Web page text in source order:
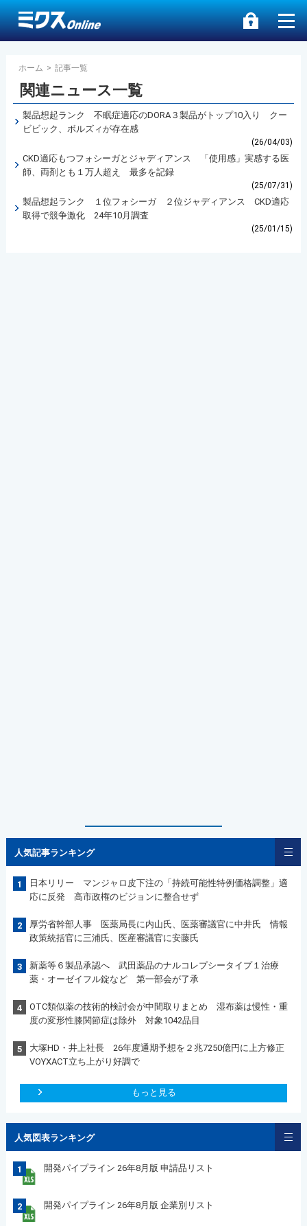
ホーム > 記事一覧
関連ニュース一覧
製品想起ランク 不眠症適応のDORA３製品がトップ10入り クー
ビビック、ボルズィが存在感
(26/04/03)
CKD適応もつフォシーガとジャディアンス 「使用感」実感する医
師、両剤とも１万人超え 最多を記録
(25/07/31)
製品想起ランク １位フォシーガ ２位ジャディアンス CKD適応
取得で競争激化 24年10月調査
(25/01/15)
人気記事ランキング
1
日本リリー マンジャロ皮下注の「持続可能性特例価格調整」適
応に反発 高市政権のビジョンに整合せず
2
厚労省幹部人事 医薬局長に内山氏、医薬審議官に中井氏 情報
政策統括官に三浦氏、医産審議官に安藤氏
3
新薬等６製品承認へ 武田薬品のナルコレプシータイプ１治療
薬・オーゼイフル錠など 第一部会が了承
4
OTC類似薬の技術的検討会が中間取りまとめ 湿布薬は慢性・重
度の変形性膝関節症は除外 対象1042品目
5
大塚HD・井上社長 26年度通期予想を２兆7250億円に上方修正
VOYXACT立ち上がり好調で
もっと見る
人気図表ランキング
1 開発パイプライン 26年8月版 申請品リスト
2 開発パイプライン 26年8月版 企業別リスト